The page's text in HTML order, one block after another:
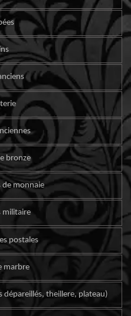
bronze
de monnaie
militaire
postales
marbre
theillere, plateau)